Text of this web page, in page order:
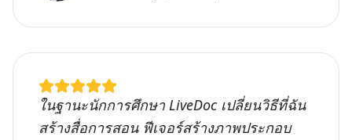
ในฐานะนักการศึกษา LiveDoc เปลี่ยนวิธีที่ฉัน
สร้างสื่อการสอน ฟีเจอร์สร้างภาพประกอบ